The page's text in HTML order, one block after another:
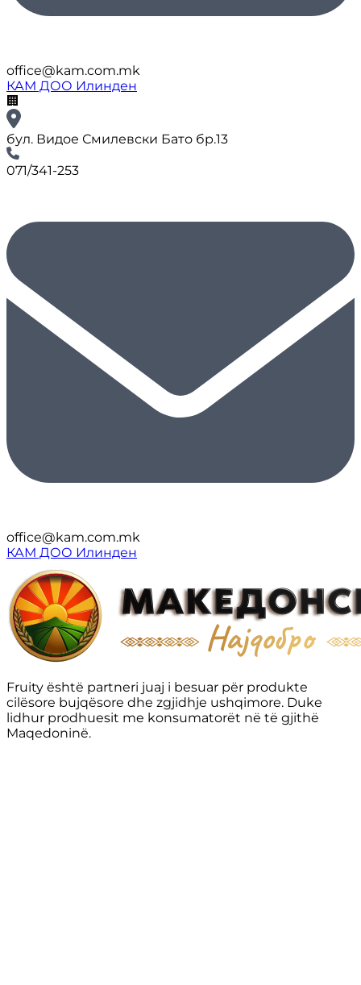
office@kam.com.mk
КАМ ДОО Илинден
🏢
бул. Видое Смилевски Бато бр.13
071/341-253
office@kam.com.mk
КАМ ДОО Илинден
Fruity është partneri juaj i besuar për produkte
cilësore bujqësore dhe zgjidhje ushqimore. Duke
lidhur prodhuesit me konsumatorët në të gjithë
Maqedoninë.